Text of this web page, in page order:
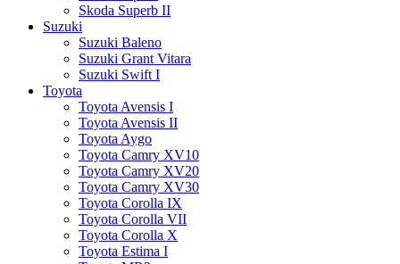
Skoda Superb II
Suzuki
Suzuki Baleno
Suzuki Grant Vitara
Suzuki Swift I
Toyota
Toyota Avensis I
Toyota Avensis II
Toyota Aygo
Toyota Camry XV10
Toyota Camry XV20
Toyota Camry XV30
Toyota Corolla IX
Toyota Corolla VII
Toyota Corolla X
Toyota Estima I